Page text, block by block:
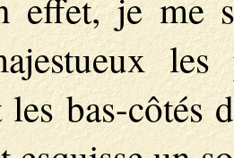
les bas-côtés